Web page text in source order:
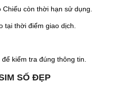
còn thời hạn sử dụng.
tại thời điểm giao dịch.
kiểm tra đúng thông tin.
SỐ ĐẸP